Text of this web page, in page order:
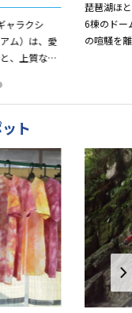
ャラクシ
ム）は、愛
、上質な癒
琵琶湖ほ
6棟のドー
の喧騒を
ト